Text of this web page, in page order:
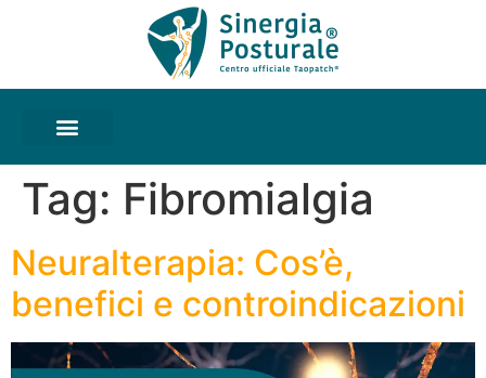
Tag: Fibromialgia
Neuralterapia: Cos’è,
benefici e controindicazioni